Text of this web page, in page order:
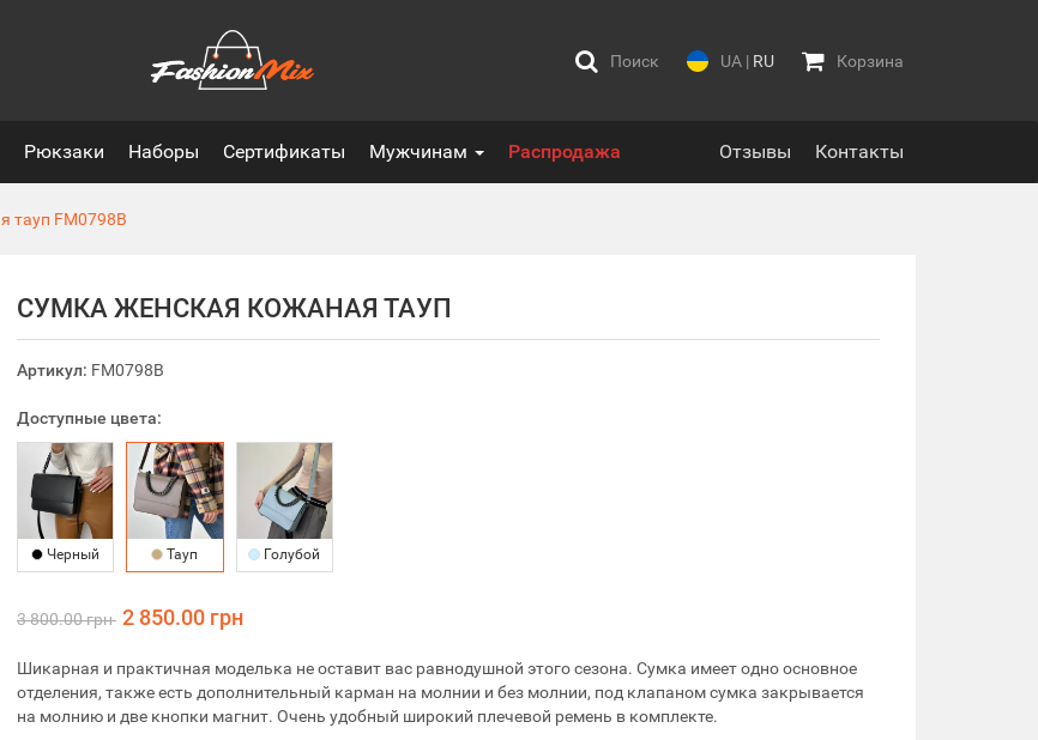
Поиск UA | RU Корзина
Рюкзаки Наборы Сертификаты Мужчинам Распродажа Отзывы Контакты
тауп FM0798B
СУМКА ЖЕНСКАЯ КОЖАНАЯ ТАУП
Артикул: FM0798B
Доступные цвета:
Черный Тауп Голубой
3 800.00 грн 2 850.00 грн
Шикарная и практичная моделька не оставит вас равнодушной этого сезона. Сумка имеет одно основное
отделения, также есть дополнительный карман на молнии и без молнии, под клапаном сумка закрывается
на молнию и две кнопки магнит. Очень удобный широкий плечевой ремень в комплекте.